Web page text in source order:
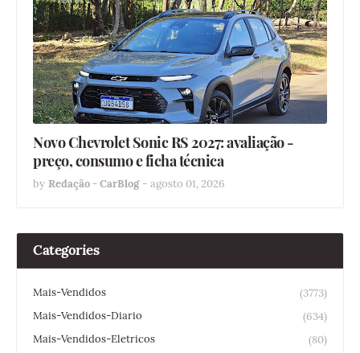
Novo Chevrolet Sonic RS 2027: avaliação -
preço, consumo e ficha técnica
by Redação - CarBlog - agosto 01, 2026
Categories
Mais-Vendidos
(3773)
Mais-Vendidos-Diario
(634)
Mais-Vendidos-Eletricos
(80)